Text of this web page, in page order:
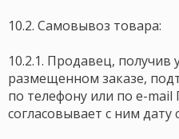
10.2. Самовывоз товара:
10.2.1. Продавец, получив
размещенном заказе,
по телефону или по e-mail
согласовывает с ним